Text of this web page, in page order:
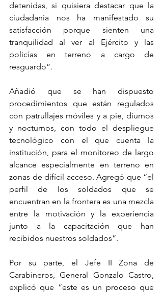
detenidas, si quisiera destacar que la
ciudadanía nos ha manifestado su
satisfacción porque sienten una
tranquilidad al ver al Ejército y las
policías en terreno a cargo de
resguardo”.
Añadió que se han dispuesto
procedimientos que están regulados
con patrullajes móviles y a pie, diurnos
y nocturnos, con todo el despliegue
tecnológico con el que cuenta la
institución, para el monitoreo de largo
alcance especialmente en terreno en
zonas de difícil acceso. Agregó que “el
perfil de los soldados que se
encuentran en la frontera es una mezcla
entre la motivación y la experiencia
junto a la capacitación que han
recibidos nuestros soldados”.
Por su parte, el Jefe II Zona de
Carabineros, General Gonzalo Castro,
explicó que “este es un proceso que